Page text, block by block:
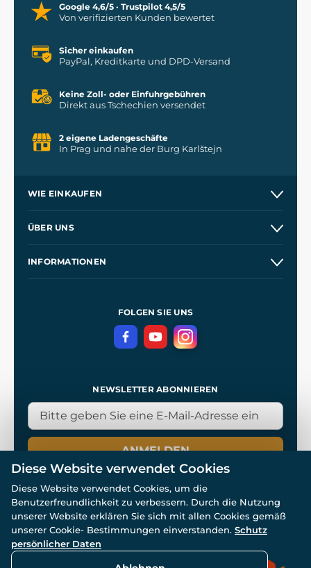
Google 4,6/5 · Trustpilot 4,5/5
Von verifizierten Kunden bewertet
Sicher einkaufen
PayPal, Kreditkarte und DPD-Versand
Keine Zoll- oder Einfuhrgebühren
Direkt aus Tschechien versendet
2 eigene Ladengeschäfte
In Prag und nahe der Burg Karlštejn
WIE EINKAUFEN
Kontakt
ÜBER UNS
INFORMATIONEN
DatenschutzerklärungFOLGEN SIE UNS
NEWSLETTER ABONNIEREN
ANMELDEN
© Alle Rechte vorbehalten. www.wulflund.de 2007-2026.
Powered by
Diese Website verwendet Cookies
Diese Website verwendet Cookies, um die
Benutzerfreundlichkeit zu verbessern. Durch die Nutzung
unserer Website erklären Sie sich mit allen Cookies gemäß
unserer Cookie- Bestimmungen einverstanden. Schutz
persönlicher Daten